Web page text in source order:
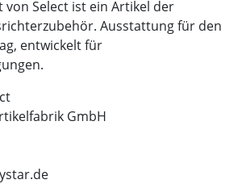
von Select ist ein Artikel der
Ausstattung für den
entwickelt für
GmbH